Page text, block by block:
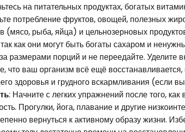
на питательных продуктах, богатых
потребление фруктов, овощей, полезных
(мясо, рыба, яйца) и цельнозерновых
как они могут быть богаты сахаром и
размерами порций и не переедайте. Уделите
что ваш организм всё ещё
здоровья и грудного вскармливания (если
: Начните с легких упражнений после того, как
Прогулки, йога, плавание и другие
вернуться к активному образу жизни.